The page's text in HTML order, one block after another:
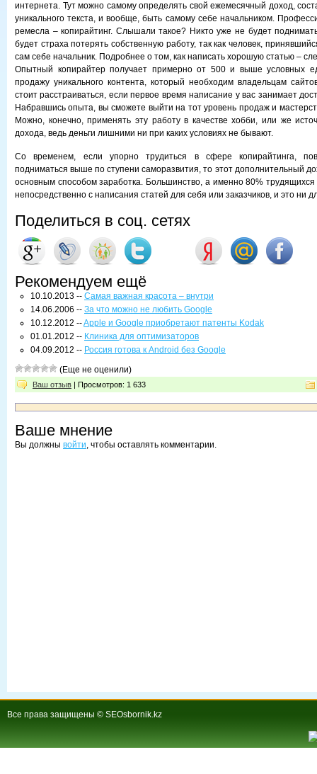
интернета. Тут можно самому определять свой ежемесячный доход,
уникального текста, и вообще, быть самому себе начальником.
ремесла – копирайтинг. Слышали такое? Никто уже не будет
будет страха потерять собственную работу, так как человек,
сам себе начальник. Подробнее о том, как написать хорошую статью –
Опытный копирайтер получает примерно от 500 и выше условных
продажу уникального контента, который необходим владельцам
стоит расстраиваться, если первое время написание у вас занимает
Набравшись опыта, вы сможете выйти на тот уровень продаж и
Можно, конечно, применять эту работу в качестве хобби, или же
дохода, ведь деньги лишними ни при каких условиях не бывают.
Со временем, если упорно трудиться в сфере копирайтинга,
подниматься выше по ступени саморазвития, то этот дополнительный
основным способом заработка. Большинство, а именно 80%
непосредственно с написания статей для себя или заказчиков, и это ни
Поделиться в соц. сетях
Рекомендуем ещё
10.10.2013 -- Самая важная красота – внутри
14.06.2006 -- За что можно не любить Google
10.12.2012 --Apple и Google приобретают патенты Kodak
01.01.2012 -- Клиника для оптимизаторов
04.09.2012 -- Россия готова к Android без Google
(Еще не оценили)
Ваш отзыв | Просмотров: 1 633
Ваше мнение
Вы должны войти, чтобы оставлять комментарии.
Все права защищены © SEOsbornik.kz